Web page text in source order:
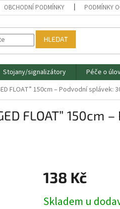
OBCHODNÍ PODMÍNKY PODMÍNKY
HLEDAT
Stojany/signalizátory Péče o
FLOAT” 150cm – Podvodní
FLOAT”
138 Kč
cena:
Skladem u